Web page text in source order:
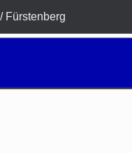
Fürstenberg